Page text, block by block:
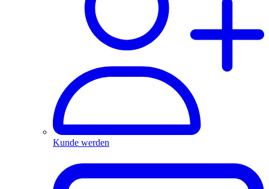
Kunde werden